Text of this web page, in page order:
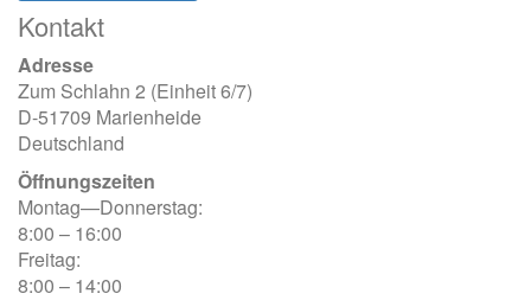
Kontakt
Adresse
Zum Schlahn 2 (Einheit 6/7)
D-51709 Marienheide
Deutschland
Öffnungszeiten
Montag—Donnerstag:
8:00 – 16:00
Freitag:
8:00 – 14:00